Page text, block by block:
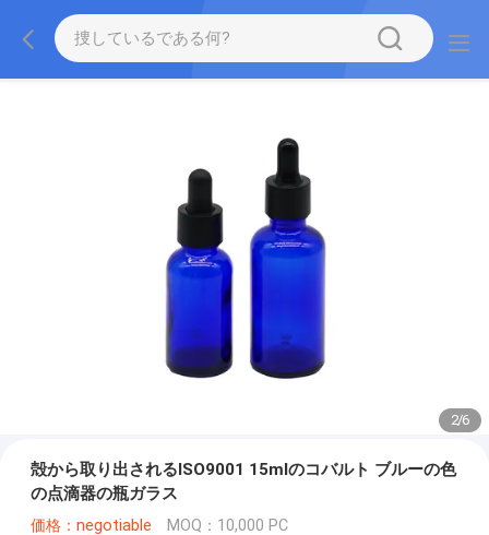
2/6
殻から取り出されるISO9001 15mlのコバルト ブルーの色
の点滴器の瓶ガラス
価格：negotiable MOQ：10,000 PC